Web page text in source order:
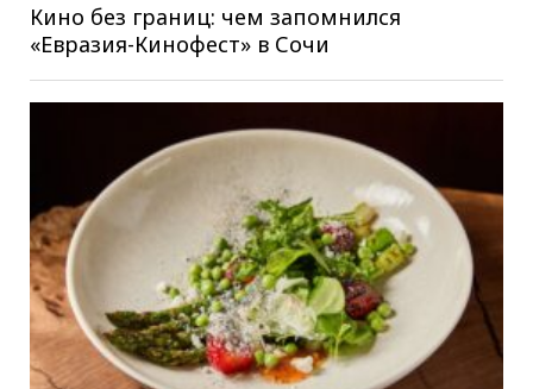
Кино без границ: чем запомнился
«Евразия-Кинофест» в Сочи